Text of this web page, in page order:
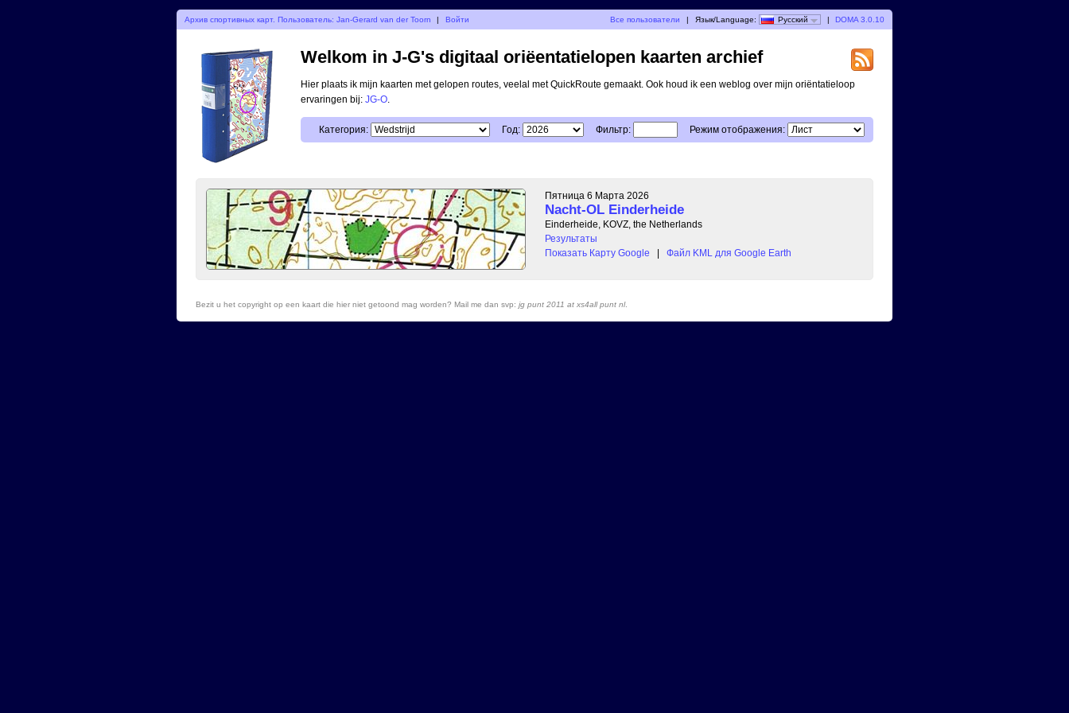
Архив спортивных карт. Пользователь: Jan-Gerard van der Toorn | Войти Все пользователи | Язык/Language: Русский | DOMA 3.0.10
Welkom in J-G's digitaal oriëentatielopen kaarten archief
Hier plaats ik mijn kaarten met gelopen routes, veelal met QuickRoute gemaakt. Ook houd ik een weblog over mijn oriëntatieloop
ervaringen bij: JG-O
Категория: Год: Фильтр: Режим отображения:
Пятница 6 Марта 2026
Nacht-OL Einderheide
Einderheide, KOVZ, the Netherlands
Результаты
Показать Карту Google
| Файл KML для Google Earth
Bezit u het copyright op een kaart die hier niet getoond mag worden? Mail me dan svp: jg punt 2011 at xs4all punt nl.